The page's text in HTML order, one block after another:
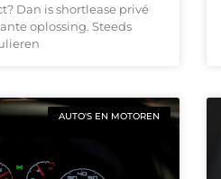
Dan is shortlease privé
oplossing. Steeds
AUTO'S EN MOTOREN